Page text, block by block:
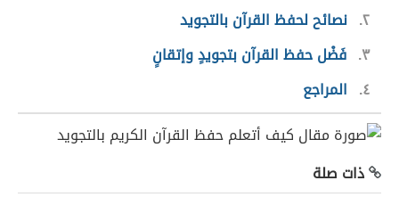
٢ نصائح لحفظ القرآن بالتجويد
٣ فَضْل حفظ القرآن بتجويدٍ وإتقانٍ
٤
المراجع
ذات صلة